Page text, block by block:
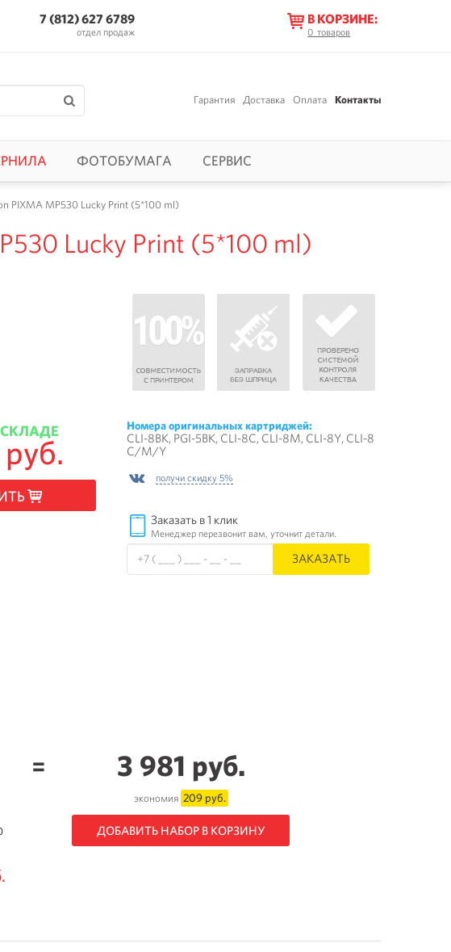
7 (812) 627 6789
отдел продаж
В КОРЗИНЕ:
0 товаров
Гарантия Доставка Оплата Контакты
ФОТОБУМАГА СЕРВИС
PIXMA MP530 Lucky Print (5*100 ml)
Lucky Print (5*100 ml)
Номера оригинальных картриджей:
CLI-8BK, PGI-5BK, CLI-8C, CLI-8M, CLI-8Y, CLI-8
C/M/Y
получи скидку 5%
Заказать в 1 клик
Менеджер перезвонит вам, уточнит детали.
ЗАКАЗАТЬ
= 3 981 руб.
экономия 209 руб.
ДОБАВИТЬ НАБОР В КОРЗИНУ